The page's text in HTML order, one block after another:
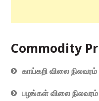
Commodity
காய்கறி விலை நிலவரம்
பழங்கள் விலை நிலவரம்